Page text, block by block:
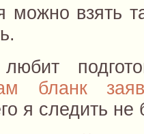
можно взять
бланк
я следить не